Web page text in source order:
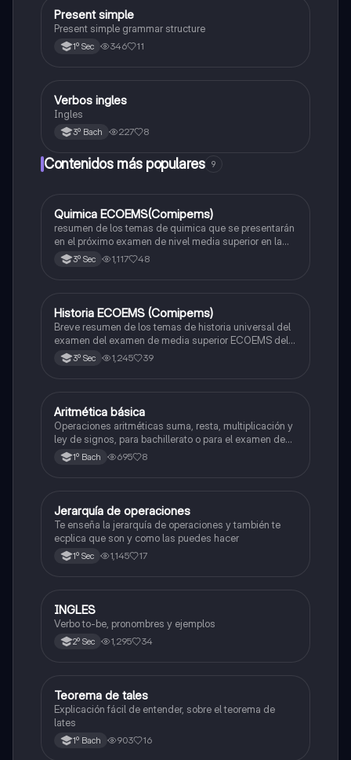
Inglés
Present simple
Present simple grammar structure
1º Sec 346 11
Inglés
Verbos ingles
Ingles
3º Bach 227 8
Contenidos más populares 9
Química
Quimica ECOEMS(Comipems)
resumen de los temas de quimica que se presentarán
en el próximo examen de nivel media superior en la
zona metropolitana de el valle de México
3º Sec 1,117 48
Historia
Historia ECOEMS (Comipems)
Breve resumen de los temas de historia universal del
examen del examen de media superior ECOEMS del
valle de México
3º Sec 1,245 39
Matemáticas
Aritmética básica
Operaciones aritméticas suma, resta, multiplicación y
ley de signos, para bachillerato o para el examen de
admisión a la universidad
1º Bach 695 8
Matemáticas
Jerarquía de operaciones
Te enseña la jerarquía de operaciones y también te
ecplica que son y como las puedes hacer
1º Sec 1,145 17
Inglés
INGLES
Verbo to-be, pronombres y ejemplos
2º Sec 1,295 34
Matemáticas
Teorema de tales
Explicación fácil de entender, sobre el teorema de
lates
1º Bach 903 16